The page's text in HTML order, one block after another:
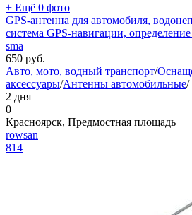
+ Ещё 0 фото
GPS-антенна для автомобиля,
система GPS-навигации,
sma
650 руб.
Авто, мото, водный транспорт/
аксессуары/Антенны автомобильные/
2 дня
0
Красноярск, Предмостная площадь
rowsan
814